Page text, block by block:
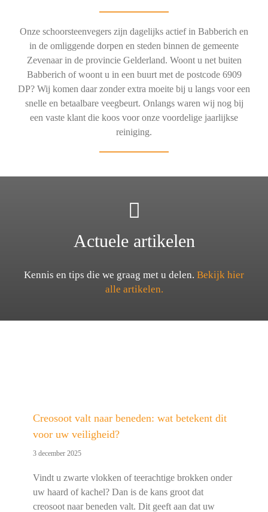
Onze schoorsteenvegers zijn dagelijks actief in Babberich en
in de omliggende dorpen en steden binnen de gemeente
Zevenaar in de provincie Gelderland. Woont u net buiten
Babberich of woont u in een buurt met de postcode 6909
DP? Wij komen daar zonder extra moeite bij u langs voor een
snelle en betaalbare veegbeurt. Onlangs waren wij nog bij
een vaste klant die koos voor onze voordelige jaarlijkse
reiniging.
Actuele artikelen
Kennis en tips die we graag met u delen. Bekijk hier
alle artikelen.
Creosoot valt naar beneden: wat betekent dit
voor uw veiligheid?
3 december 2025
Vindt u zwarte vlokken of teerachtige brokken onder
uw haard of kachel? Dan is de kans groot dat
creosoot naar beneden valt. Dit geeft aan dat uw